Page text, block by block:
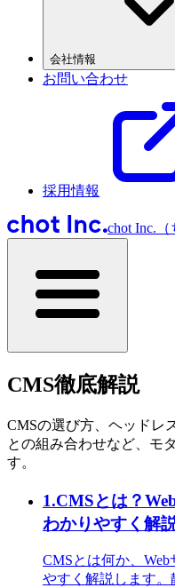
会社情報
お問い合わせ
採用情報
chot Inc.（
CMS徹底解説
CMSの選び方、ヘッドレ
との組み合わせなど、モ
す。
1.CMSとは？
わかりやすく解
CMSとは何か、
やすく解説します